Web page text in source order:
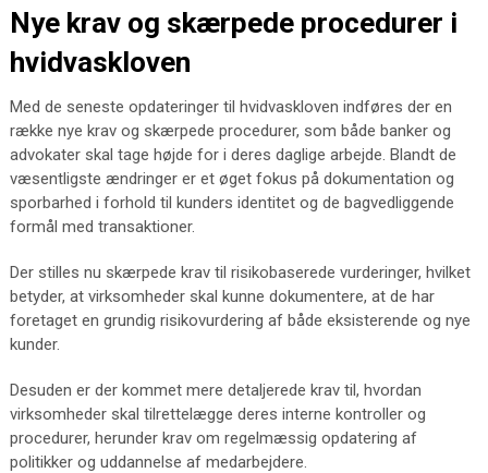
Nye krav og skærpede procedurer i
hvidvaskloven
Med de seneste opdateringer til hvidvaskloven indføres der en
række nye krav og skærpede procedurer, som både banker og
advokater skal tage højde for i deres daglige arbejde. Blandt de
væsentligste ændringer er et øget fokus på dokumentation og
sporbarhed i forhold til kunders identitet og de bagvedliggende
formål med transaktioner.
Der stilles nu skærpede krav til risikobaserede vurderinger, hvilket
betyder, at virksomheder skal kunne dokumentere, at de har
foretaget en grundig risikovurdering af både eksisterende og nye
kunder.
Desuden er der kommet mere detaljerede krav til, hvordan
virksomheder skal tilrettelægge deres interne kontroller og
procedurer, herunder krav om regelmæssig opdatering af
politikker og uddannelse af medarbejdere.